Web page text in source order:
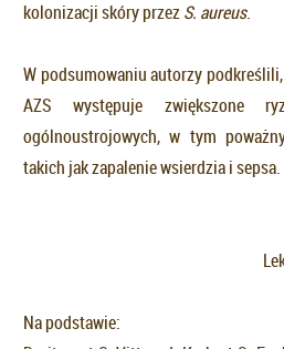
kolonizacji skóry przezS. aureus.
W podsumowaniu autorzy
AZS występuje zwiększone
ogólnoustrojowych, w tym
takich jak zapalenie wsierdzia i sepsa.
Na podstawie: